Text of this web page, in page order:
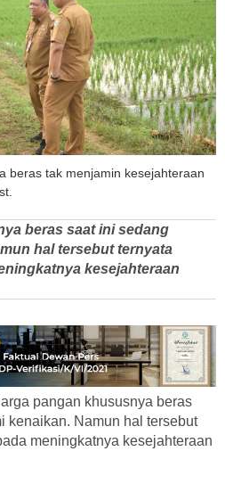
beras tak menjamin kesejahteraan
beras saat ini sedang
hal tersebut ternyata
kesejahteraan
pangan khususnya beras
kenaikan. Namun hal tersebut
meningkatnya kesejahteraan